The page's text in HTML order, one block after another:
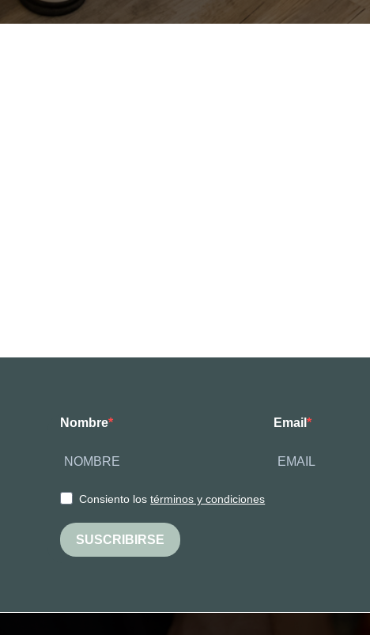
Nombre Email
Consiento lostérminos y condiciones
SUSCRIBIRSE